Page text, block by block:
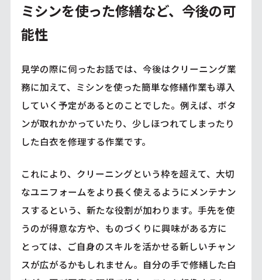
ミシンを使った修繕など、今後の可
能性
見学の際に伺ったお話では、今後はクリーニング業
務に加えて、ミシンを使った簡単な修繕作業も導入
していく予定があるとのことでした。例えば、ボタ
ンが取れかかっていたり、少しほつれてしまったり
した白衣を修理する作業です。
これにより、クリーニングという枠を超えて、大切
なユニフォームをより長く使えるようにメンテナン
スするという、新たな役割が加わります。手先を使
うのが得意な方や、ものづくりに興味がある方に
とっては、ご自身のスキルを活かせる新しいチャン
スが広がるかもしれません。自分の手で修繕した白